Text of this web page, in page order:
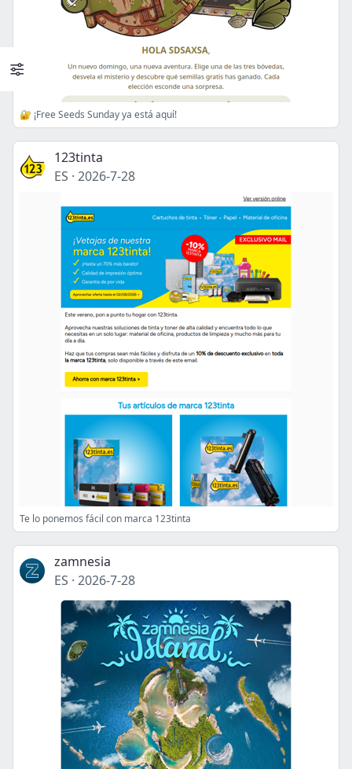
🔐 ¡Free Seeds Sunday ya está aquí!
123tinta
ES · 2026-7-28
Te lo ponemos fácil con marca 123tinta
zamnesia
ES · 2026-7-28